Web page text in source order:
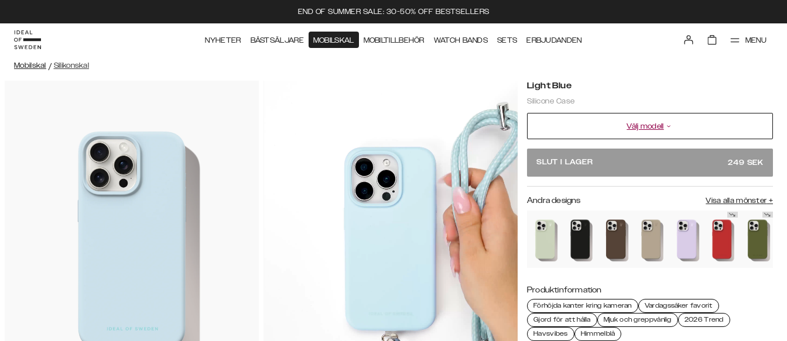
END OF SUMMER SALE: 30-50% OFF BESTSELLERS
NYHETER BÄSTSÄLJARE MOBILSKAL MOBILTILLBEHÖR WATCH BANDS SETS ERBJUDANDEN MENU
Mobilskal / Silikonskal
Light Blue
Silicone Case
Välj modell
SLUT I LAGER 249 SEK
Andra designs Visa alla mönster +
Produktinformation
Förhöjda kanter kring kameran
Vardagssäker favorit
Gjord för att hålla
Mjuk och greppvänlig
2026 Trend
Havsvibes
Himmelblå